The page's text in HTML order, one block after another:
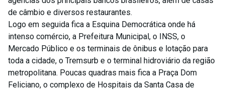
de câmbio e diversos restaurantes.
Logo em seguida fica a Esquina Democrática onde há
intenso comércio, a Prefeitura Municipal, o INSS, o
Mercado Público e os terminais de ônibus e lotação para
toda a cidade, o Tremsurb e o terminal hidroviário da região
metropolitana. Poucas quadras mais fica a Praça Dom
Feliciano, o complexo de Hospitais da Santa Casa de